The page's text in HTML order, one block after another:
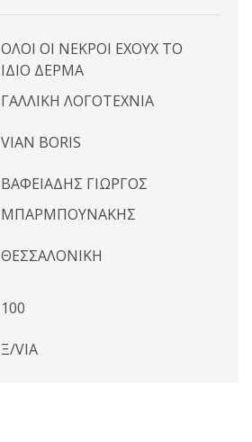
ΟΛΟΙ ΟΙ ΝΕΚΡΟΙ ΕΧΟΥΧ ΤΟ
ΙΔΙΟ ΔΕΡΜΑ
ΓΑΛΛΙΚΗ ΛΟΓΟΤΕΧΝΙΑ
VIAN BORIS
ΒΑΦΕΙΑΔΗΣ ΓΙΩΡΓΟΣ
ΜΠΑΡΜΠΟΥΝΑΚΗΣ
ΘΕΣΣΑΛΟΝΙΚΗ
100
Ξ/VIA